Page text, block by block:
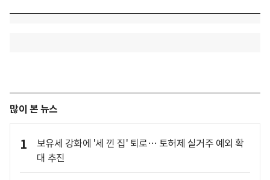
많이 본 뉴스
1
보유세 강화에 '세 낀 집' 퇴로… 토허제 실거주 예외 확
대 추진